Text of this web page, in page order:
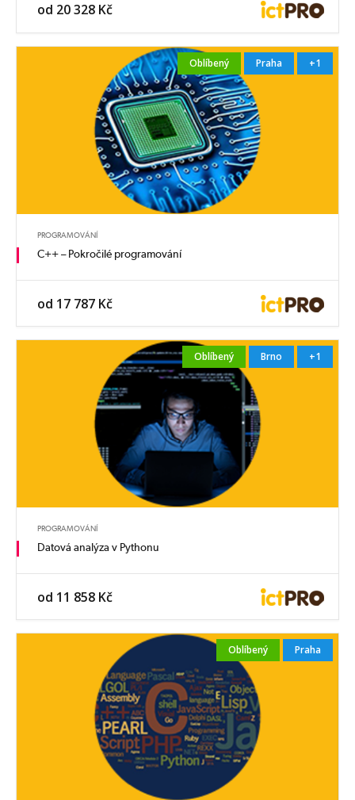
od 20 328 Kč
Oblíbený Praha +1
PROGRAMOVÁNÍ
C++ – Pokročilé programování
od 17 787 Kč
Oblíbený Brno +1
PROGRAMOVÁNÍ
Datová analýza v Pythonu
od 11 858 Kč
Oblíbený Praha